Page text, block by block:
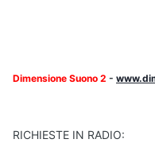
Dimensione Suono 2 -
RICHIESTE IN RADIO: